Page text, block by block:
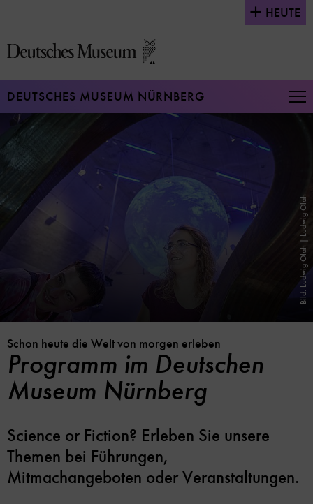
Seiteninhalt
springen
HEUTE
DEUTSCHES MUSEUM NÜRNBERG
Bild: Ludwig Olah | Ludwig Olah
Schon heute die Welt von morgen erleben
Programm im Deutschen
Museum Nürnberg
Science or Fiction? Erleben Sie unsere
Themen bei Führungen,
Mitmachangeboten oder Veranstaltungen.